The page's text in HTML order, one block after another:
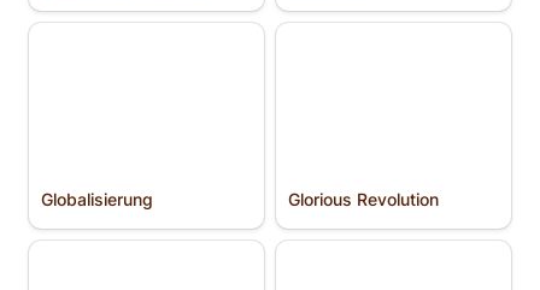
Globalisierung
Globalisierung
Glorious Revolution
Glorious Revolution
GMOs Hanse